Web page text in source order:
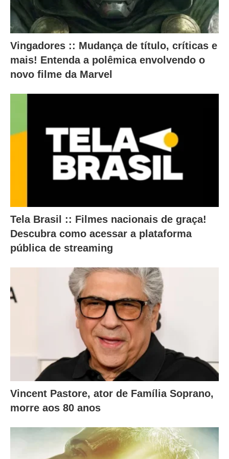
t
e
r
a
m
n
o
a
b
a
i
x
o
Vingadores :: Mudança de título, críticas e
mais! Entenda a polêmica envolvendo o
novo filme da Marvel
Tela Brasil :: Filmes nacionais de graça!
Descubra como acessar a plataforma
pública de streaming
Vincent Pastore, ator de Família Soprano,
morre aos 80 anos